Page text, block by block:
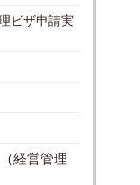
ビザ申請実
経営管理